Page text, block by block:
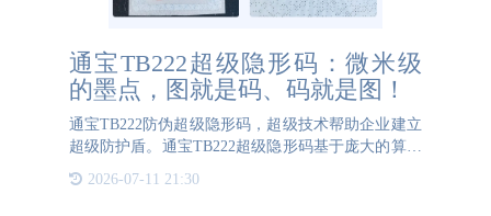
通宝TB222超级隐形码：微米级
的墨点，图就是码、码就是图！
通宝TB222防伪超级隐形码，超级技术帮助企业建立
超级防护盾。通宝TB222超级隐形码基于庞大的算法
积内形成几乎无限数量的单元图像、微观图像。它在
2026-07-11 21:30